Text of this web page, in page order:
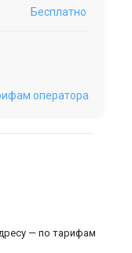
Бесплатно
оператора
— по тарифам